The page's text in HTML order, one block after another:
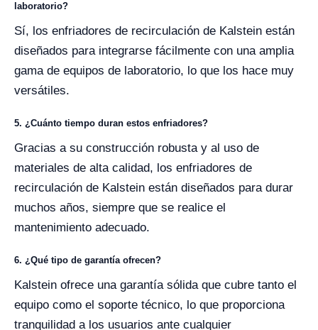
laboratorio?
Sí, los enfriadores de recirculación de Kalstein están
diseñados para integrarse fácilmente con una amplia
gama de equipos de laboratorio, lo que los hace muy
versátiles.
5. ¿Cuánto tiempo duran estos enfriadores?
Gracias a su construcción robusta y al uso de
materiales de alta calidad, los enfriadores de
recirculación de Kalstein están diseñados para durar
muchos años, siempre que se realice el
mantenimiento adecuado.
6. ¿Qué tipo de garantía ofrecen?
Kalstein ofrece una garantía sólida que cubre tanto el
equipo como el soporte técnico, lo que proporciona
tranquilidad a los usuarios ante cualquier